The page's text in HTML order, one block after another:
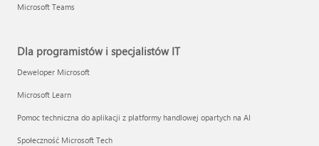
Microsoft Teams
Dla programistów i specjalistów IT
Deweloper Microsoft
Microsoft Learn
Pomoc techniczna do aplikacji z platformy handlowej opartych na AI
Społeczność Microsoft Tech